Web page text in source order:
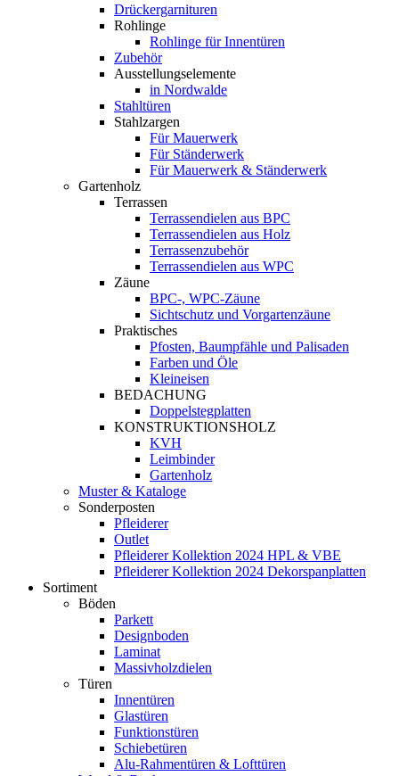
Drückergarnituren
Rohlinge
Rohlinge für Innentüren
Zubehör
Ausstellungselemente
in Nordwalde
Stahltüren
Stahlzargen
Für Mauerwerk
Für Ständerwerk
Für Mauerwerk & Ständerwerk
Gartenholz
Terrassen
Terrassendielen aus BPC
Terrassendielen aus Holz
Terrassenzubehör
Terrassendielen aus WPC
Zäune
BPC-, WPC-Zäune
Sichtschutz und Vorgartenzäune
Praktisches
Pfosten, Baumpfähle und Palisaden
Farben und Öle
Kleineisen
BEDACHUNG
Doppelstegplatten
KONSTRUKTIONSHOLZ
KVH
Leimbinder
Gartenholz
Muster & Kataloge
Sonderposten
Pfleiderer
Outlet
Pfleiderer Kollektion 2024 HPL & VBE
Pfleiderer Kollektion 2024 Dekorspanplatten
Sortiment
Böden
Parkett
Designboden
Laminat
Massivholzdielen
Türen
Innentüren
Glastüren
Funktionstüren
Schiebetüren
Alu-Rahmentüren & Lofttüren